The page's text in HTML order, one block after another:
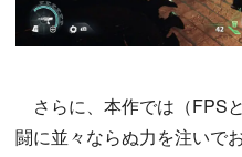
さらに、本作では（FPS
闘に並々ならぬ力を注いで